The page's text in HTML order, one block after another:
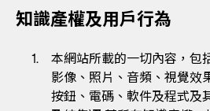
知識產權及用戶行為
本網站所載的一切內容，包
影像、照片、音頻、視覺效
按鈕、電碼、軟件及程式及